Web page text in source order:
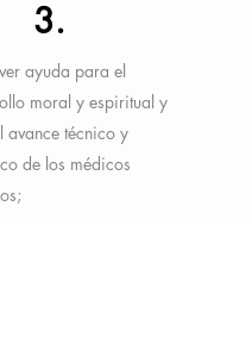
3.
ayuda para el
moral y espiritual y
avance técnico y
de los médicos